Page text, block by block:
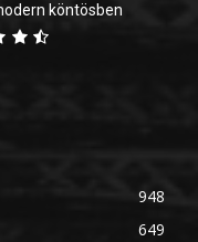
köntösben
948
649